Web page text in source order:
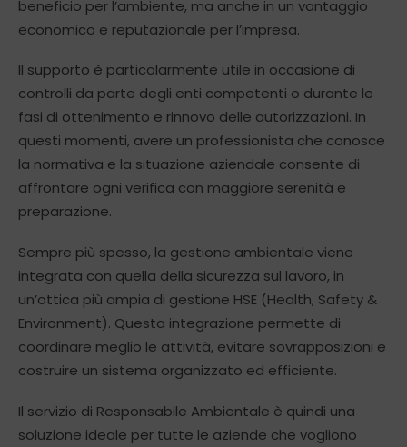
beneficio per l’ambiente, ma anche in un vantaggio
economico e reputazionale per l’impresa.
Il supporto è particolarmente utile in occasione di
controlli da parte degli enti competenti o durante le
fasi di ottenimento e rinnovo delle autorizzazioni. In
questi momenti, avere un professionista che conosce
la normativa e la situazione aziendale consente di
affrontare ogni verifica con maggiore serenità e
preparazione.
Sempre più spesso, la gestione ambientale viene
integrata con quella della sicurezza sul lavoro, in
un’ottica più ampia di gestione HSE (Health, Safety &
Environment). Questa integrazione permette di
coordinare meglio le attività, evitare sovrapposizioni e
costruire un sistema organizzato ed efficiente.
Il servizio di Responsabile Ambientale è quindi una
soluzione ideale per tutte le aziende che vogliono